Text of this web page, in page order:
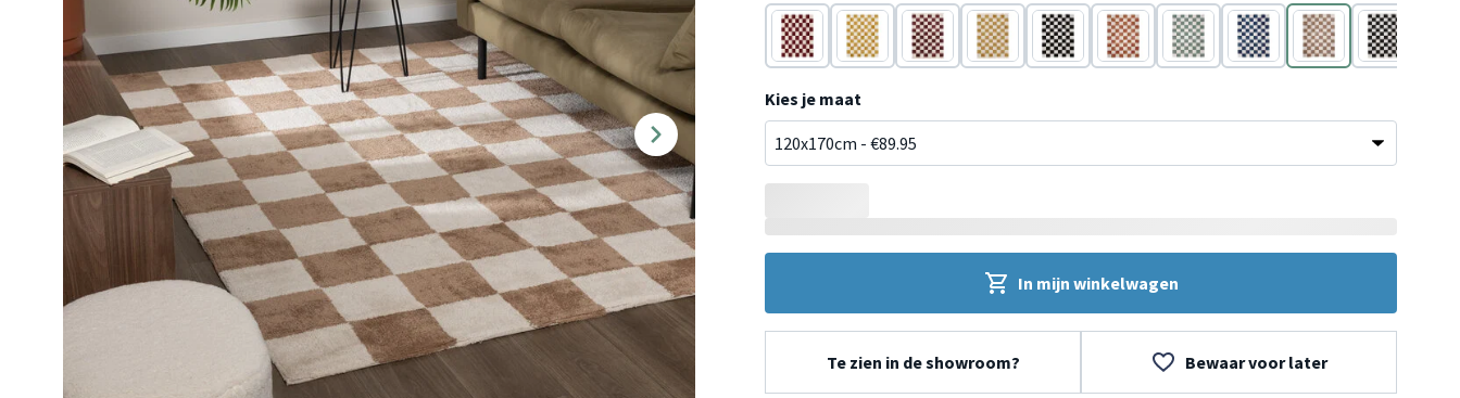
Rood Geel Rood Geel Zwart/WitWit Groen Blauw Beige Zwart/Wit
Kies je maat
In mijn winkelwagen
Te zien in de showroom? Bewaar voor later